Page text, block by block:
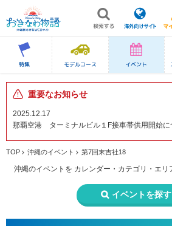
重要なお知らせ
2025.12.17
那覇空港 ターミナルビル１F接車帯供用開始に
TOP 沖縄のイベント 第7回末吉社18
沖縄のイベントを カレンダー・カテゴリ・エリ
イベントを探す